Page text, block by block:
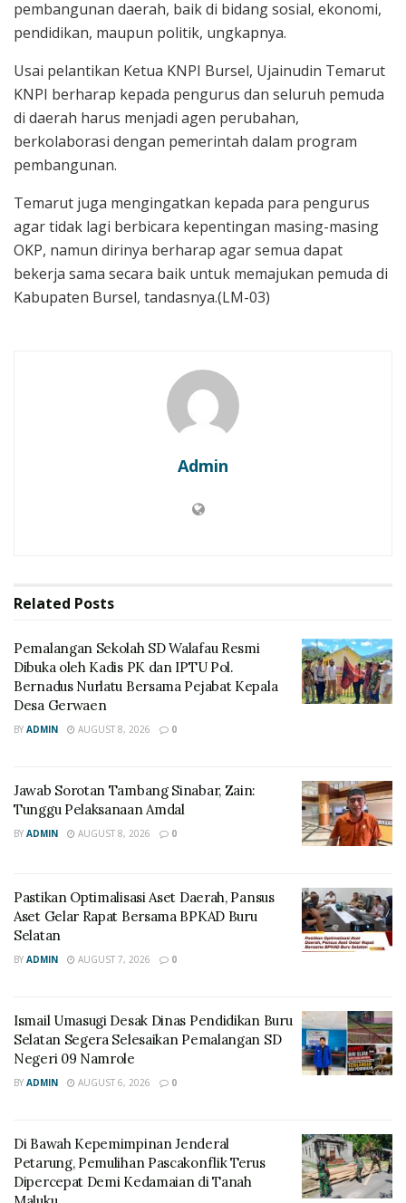
pembangunan daerah, baik di bidang sosial, ekonomi,
pendidikan, maupun politik, ungkapnya.
Usai pelantikan Ketua KNPI Bursel, Ujainudin Temarut
KNPI berharap kepada pengurus dan seluruh pemuda
di daerah harus menjadi agen perubahan,
berkolaborasi dengan pemerintah dalam program
pembangunan.
Temarut juga mengingatkan kepada para pengurus
agar tidak lagi berbicara kepentingan masing-masing
OKP, namun dirinya berharap agar semua dapat
bekerja sama secara baik untuk memajukan pemuda di
Kabupaten Bursel, tandasnya.(LM-03)
Admin
Related Posts
Pemalangan Sekolah SD Walafau Resmi
Dibuka oleh Kadis PK dan IPTU Pol.
Bernadus Nurlatu Bersama Pejabat Kepala
Desa Gerwaen
BY ADMIN AUGUST 8, 2026 0
Jawab Sorotan Tambang Sinabar, Zain:
Tunggu Pelaksanaan Amdal
BY ADMIN AUGUST 8, 2026 0
Pastikan Optimalisasi Aset Daerah, Pansus
Aset Gelar Rapat Bersama BPKAD Buru
Selatan
BY ADMIN AUGUST 7, 2026 0
Ismail Umasugi Desak Dinas Pendidikan Buru
Selatan Segera Selesaikan Pemalangan SD
Negeri 09 Namrole
BY ADMIN AUGUST 6, 2026 0
Di Bawah Kepemimpinan Jenderal
Petarung, Pemulihan Pascakonflik Terus
Dipercepat Demi Kedamaian di Tanah